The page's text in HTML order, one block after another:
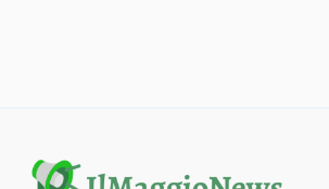
content